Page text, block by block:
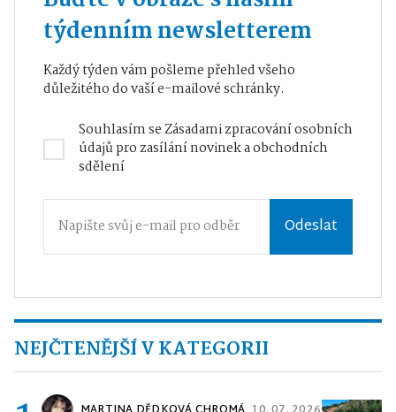
týdenním newsletterem
Každý týden vám pošleme přehled všeho
důležitého do vaší e-mailové schránky.
Souhlasím seZásadami zpracování osobních
údajůpro zasílání novinek a obchodních
sdělení
Odeslat
NEJČTENĚJŠÍ V KATEGORII